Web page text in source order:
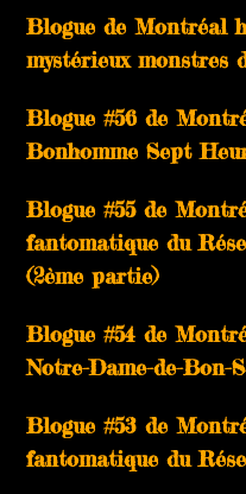
Blogue de Montréal
mystérieux monstres
Blogue #56 de
Bonhomme Sept
Blogue #55 de
fantomatique du
(2ème partie)
Blogue #54 de
Notre-Dame-de-Bon-
Blogue #53 de
fantomatique du